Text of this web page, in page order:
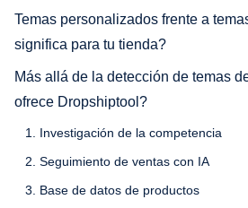
Temas personalizados frente a
significa para tu tienda?
Más allá de la detección de temas
ofrece Dropshiptool?
1. Investigación de la competencia
2. Seguimiento de ventas con IA
3. Base de datos de productos